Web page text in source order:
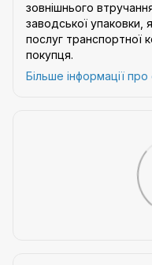
зовнішнього
заводської упаковки,
послуг транспортної
покупця.
Більше інформації